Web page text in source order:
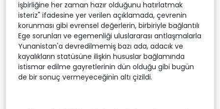
işbirliğine her zaman hazır olduğunu hatırlatmak
isteriz" ifadesine yer verilen açıklamada, çevrenin
korunması gibi evrensel değerlerin, birbiriyle bağlantılı
Ege sorunları ve egemenliği uluslararası antlaşmalarla
Yunanistan'a devredilmemiş bazı ada, adacık ve
kayalıkların statüsüne ilişkin hususlar bağlamında
istismar edilme gayretlerinin dün olduğu gibi bugün
de bir sonuç vermeyeceğinin altı çizildi.